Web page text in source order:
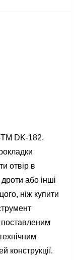
DK-182,
отвір в
дроти або інші
ніж купити
поставленим
конструкції.